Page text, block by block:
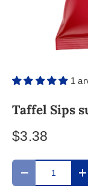
1
Taffel Sips
$3.38
Määrä
Translation